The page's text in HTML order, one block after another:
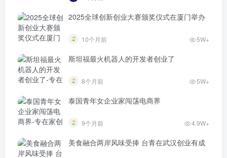
2025全球创新创业大赛颁奖仪式在厦门举办
10个月前 5W+
斯坦福最火机器人的开发者创业了
8个月前 5W+
泰国青年女企业家闯荡电商界
9个月前 4.9W+
美食融合两岸风味受捧 台青在武汉创业有成